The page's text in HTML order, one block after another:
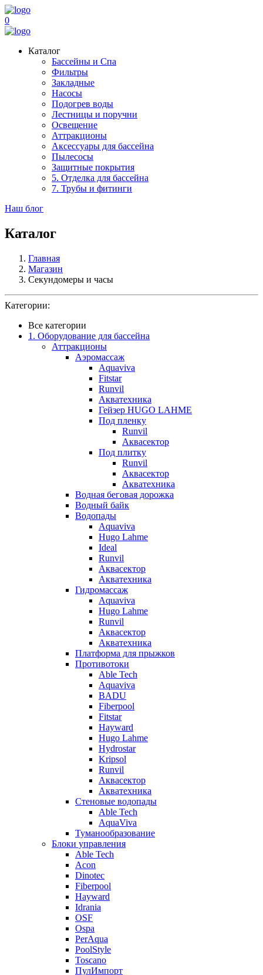
0
Каталог
Бассейны и Спа
Фильтры
Закладные
Насосы
Подогрев воды
Лестницы и поручни
Освещение
Аттракционы
Аксессуары для бассейна
Пылесосы
Защитные покрытия
5. Отделка для бассейна
7. Трубы и фитинги
Наш блог
Каталог
Главная
Магазин
Секундомеры и часы
Категории:
Все категории
1. Оборудование для бассейна
Аттракционы
Аэромассаж
Aquaviva
Fitstar
Runvil
Акватехника
Гейзер HUGO LAHME
Под пленку
Runvil
Аквасектор
Под плитку
Runvil
Аквасектор
Акватехника
Водная беговая дорожка
Водный байк
Водопады
Aquaviva
Hugo Lahme
Ideal
Runvil
Аквасектор
Акватехника
Гидромассаж
Aquaviva
Hugo Lahme
Runvil
Аквасектор
Акватехника
Платформа для прыжков
Противотоки
Able Tech
Aquaviva
BADU
Fiberpool
Fitstar
Hayward
Hugo Lahme
Hydrostar
Kripsol
Runvil
Аквасектор
Акватехника
Стеновые водопады
Able Tech
AquaViva
Туманообразование
Блоки управления
Able Tech
Acon
Dinotec
Fiberpool
Hayward
Idrania
OSF
Ospa
PerAqua
PoolStyle
Toscano
ПулИмпорт